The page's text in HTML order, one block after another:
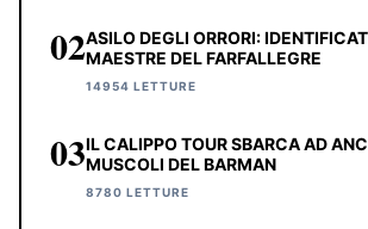
02ASILO DEGLI ORRORI:
MAESTRE DEL FARFALLEGRE
14954 LETTURE
03IL CALIPPO TOUR SBARCA AD
MUSCOLI DEL BARMAN
8780 LETTURE